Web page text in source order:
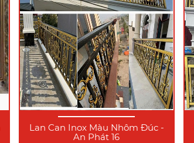
Lan Can Inox Màu Nhôm Đúc -
An Phát 16